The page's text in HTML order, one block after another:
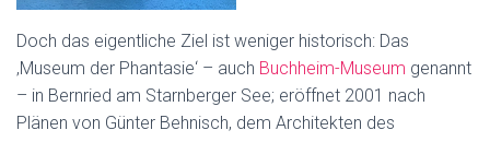
Doch das eigentliche Ziel ist weniger historisch: Das
‚Museum der Phantasie‘ – auch Buchheim-Museum genannt
– in Bernried am Starnberger See; eröffnet 2001 nach
Plänen von Günter Behnisch, dem Architekten des